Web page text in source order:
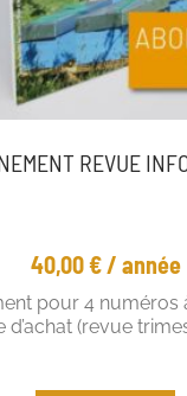
REVUE
40,00€/ année
pour 4 numéros
d’achat (revue